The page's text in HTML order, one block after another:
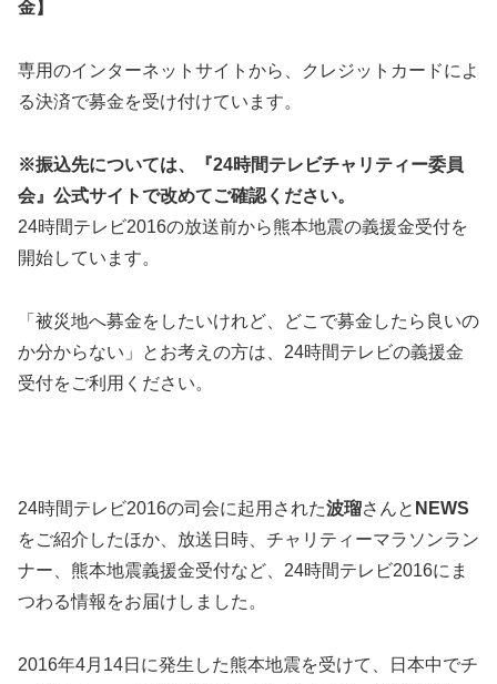
金】
専用のインターネットサイトから、クレジットカードによ
る決済で募金を受け付けています。
※振込先については、『24時間テレビチャリティー委員
会』公式サイトで改めてご確認ください。
24時間テレビ2016の放送前から熊本地震の義援金受付を
開始しています。
「被災地へ募金をしたいけれど、どこで募金したら良いの
か分からない」とお考えの方は、24時間テレビの義援金
受付をご利用ください。
24時間テレビ2016の司会に起用された波瑠さんと NEWS
をご紹介したほか、放送日時、チャリティーマラソンラン
ナー、熊本地震義援金受付など、24時間テレビ2016にま
つわる情報をお届けしました。
2016年4月14日に発生した熊本地震を受けて、日本中でチ